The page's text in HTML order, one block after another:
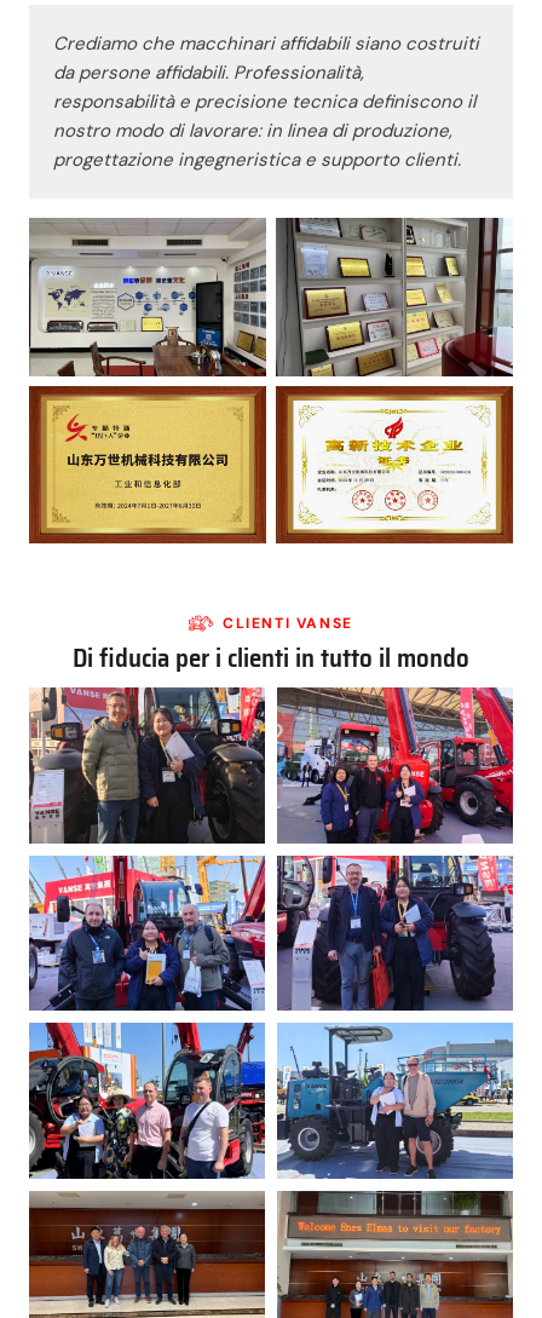
Crediamo che macchinari affidabili siano costruiti
da persone affidabili. Professionalità,
responsabilità e precisione tecnica definiscono il
nostro modo di lavorare: in linea di produzione,
progettazione ingegneristica e supporto clienti.
CLIENTI VANSE
Di fiducia per i clienti in tutto il mondo